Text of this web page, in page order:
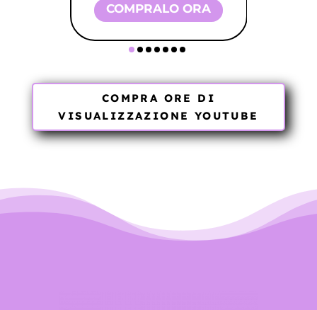
COMPRALO ORA
COMPRA ORE DI
VISUALIZZAZIONE YOUTUBE